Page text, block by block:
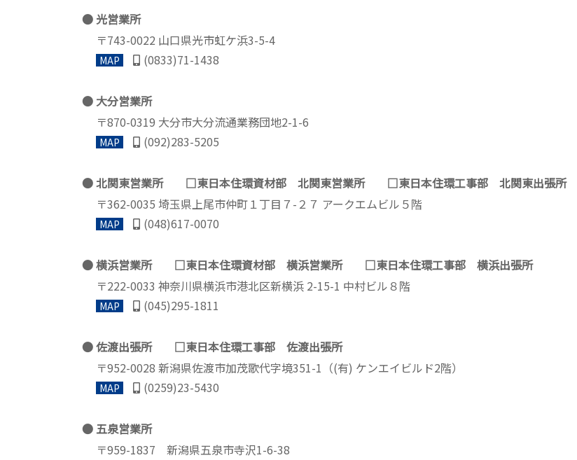
光営業所
〒743-0022 山口県光市虹ケ浜3-5-4
MAP (0833)71-1438
大分営業所
〒870-0319 大分市大分流通業務団地2-1-6
MAP (092)283-5205
北関東営業所 □東日本住環資材部 北関東営業所 □東日本住環工事部 北関東出張所
〒362-0035 埼⽟県上尾市仲町１丁⽬７-２７ アークエムビル５階
MAP (048)617-0070
横浜営業所 □東日本住環資材部 横浜営業所 □東日本住環工事部 横浜出張所
〒222-0033 神奈川県横浜市港北区新横浜 2-15-1 中村ビル８階
MAP (045)295-1811
佐渡出張所 □東日本住環工事部 佐渡出張所
〒952-0028 新潟県佐渡市加茂歌代字境351-1（(有) ケンエイビルド2階）
MAP (0259)23-5430
五泉営業所
〒959-1837 新潟県五泉市寺沢1-6-38